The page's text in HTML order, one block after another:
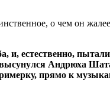
о чем он
естественно,
высунулся Андрюха
прямо к